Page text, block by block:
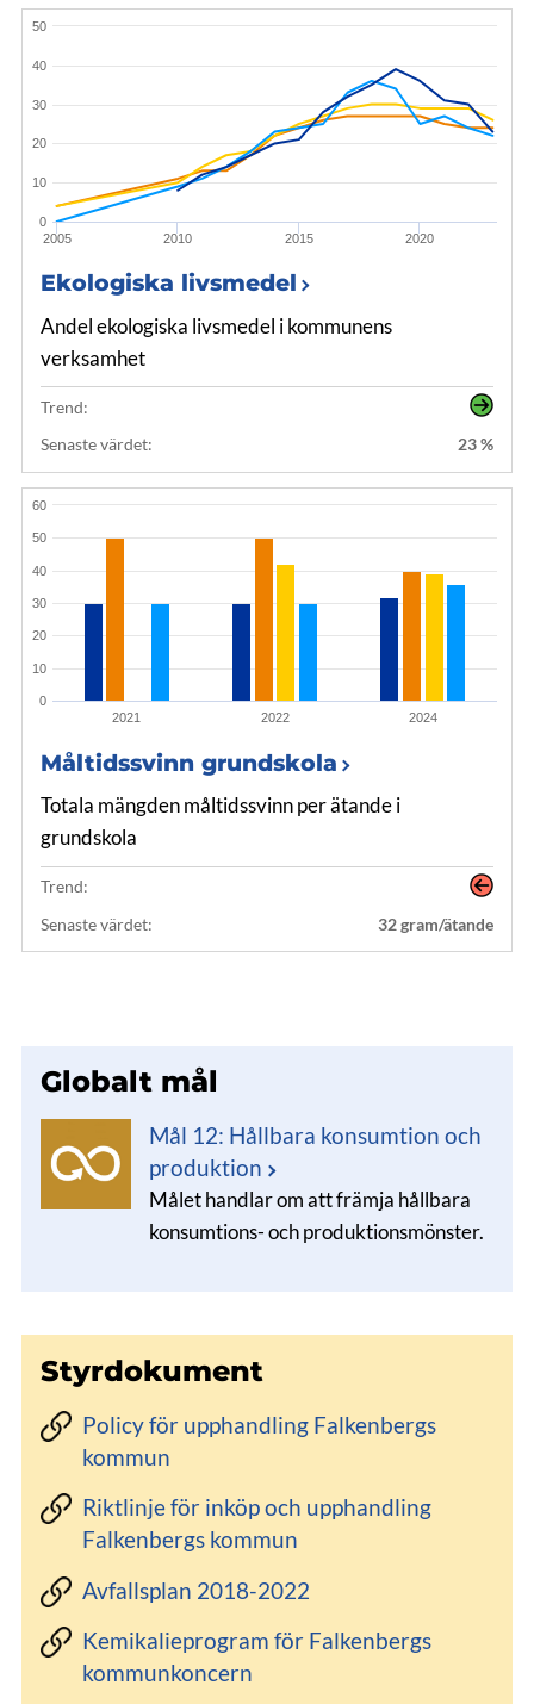
2005 2010 2015 2020
0
10
20
30
40
50
Ekologiska livsmedel
Andel ekologiska livsmedel i kommunens
verksamhet
Trend:
Senaste värdet:
23 %
2021 2022 2024
0
10
20
30
40
50
60
Måltidssvinn grundskola
Totala mängden måltidssvinn per ätande i
grundskola
Trend:
Senaste värdet:
32 gram/ätande
Globalt mål
Mål 12: Hållbara konsumtion och
produktion
Målet handlar om att främja hållbara
konsumtions- och produktionsmönster.
Styrdokument
Policy för upphandling Falkenbergs
kommun
Riktlinje för inköp och upphandling
Falkenbergs kommun
Avfallsplan 2018-2022
Kemikalieprogram för Falkenbergs
kommunkoncern